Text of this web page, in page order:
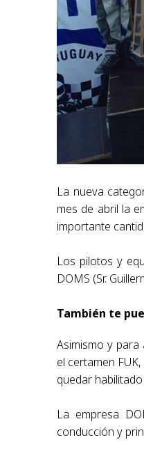
La nueva
mes de abril la
importante
Los pilotos y
DOMS (Sr.
También te
Asimismo y
el certamen
quedar
La empresa
conducción y